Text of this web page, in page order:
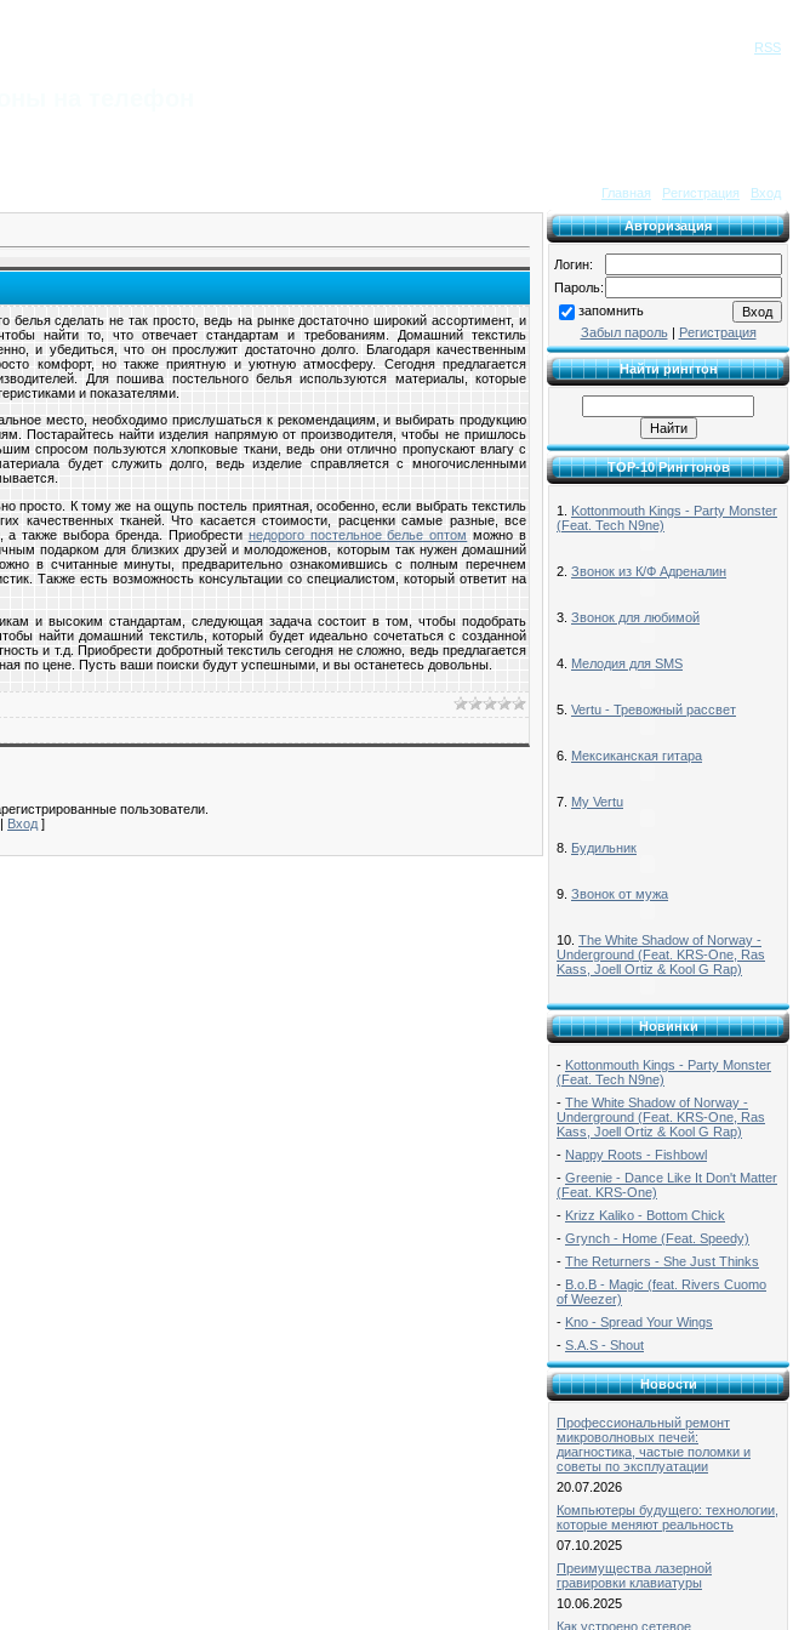
RSS
на телефон
Главная Регистрация Вход
белья сделать не так просто, ведь на рынке достаточно широкий ассортимент, и
найти то, что отвечает стандартам и требованиям. Домашний текстиль
и убедиться, что он прослужит достаточно долго. Благодаря качественным
комфорт, но также приятную и уютную атмосферу. Сегодня предлагается
Для пошива постельного белья используются материалы, которые
и показателями.
место, необходимо прислушаться к рекомендациям, и выбирать продукцию
Постарайтесь найти изделия напрямую от производителя, чтобы не пришлось
спросом пользуются хлопковые ткани, ведь они отлично пропускают влагу с
будет служить долго, ведь изделие справляется с многочисленными
просто. К тому же на ощупь постель приятная, особенно, если выбрать текстиль
качественных тканей. Что касается стоимости, расценки самые разные, все
а также выбора бренда. Приобрести недорого постельное белье оптом можно в
подарком для близких друзей и молодоженов, которым так нужен домашний
в считанные минуты, предварительно ознакомившись с полным перечнем
Также есть возможность консультации со специалистом, который ответит на
и высоким стандартам, следующая задача состоит в том, чтобы подобрать
найти домашний текстиль, который будет идеально сочетаться с созданной
и т.д. Приобрести добротный текстиль сегодня не сложно, ведь предлагается
по цене. Пусть ваши поиски будут успешными, и вы останетесь довольны.
пользователи.
| Вход ]
Авторизация
Логин:
Пароль:
запомнить
Забыл пароль| Регистрация
Найти рингтон
TOP-10 Рингтонов
1. Kottonmouth Kings - Party Monster
(Feat. Tech N9ne)
2. Звонок из К/Ф Адреналин
3. Звонок для любимой
4. Мелодия для SMS
5. Vertu - Тревожный рассвет
6. Мексиканская гитара
7. My Vertu
8. Будильник
9. Звонок от мужа
10. The White Shadow of Norway -
Underground (Feat. KRS-One, Ras
Kass, Joell Ortiz & Kool G Rap)
Новинки
- Kottonmouth Kings - Party Monster
(Feat. Tech N9ne)
- The White Shadow of Norway -
Underground (Feat. KRS-One, Ras
Kass, Joell Ortiz & Kool G Rap)
- Nappy Roots - Fishbowl
- Greenie - Dance Like It Don't Matter
(Feat. KRS-One)
- Krizz Kaliko - Bottom Chick
- Grynch - Home (Feat. Speedy)
- The Returners - She Just Thinks
- B.o.B - Magic (feat. Rivers Cuomo
of Weezer)
- Kno - Spread Your Wings
- S.A.S - Shout
Новости
Профессиональный ремонт
микроволновых печей:
диагностика, частые поломки и
советы по эксплуатации
20.07.2026
Компьютеры будущего: технологии,
которые меняют реальность
07.10.2025
Преимущества лазерной
гравировки клавиатуры
10.06.2025
Как устроено сетевое